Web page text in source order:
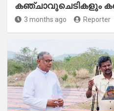
കഞ്ചാവുചെടികളും
3 months ago Reporter